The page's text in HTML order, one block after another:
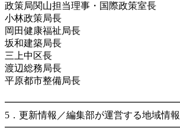
政策局関山担当理事・国際政策室長
小林政策局長
岡田健康福祉局長
坂和建築局長
三上中区長
渡辺総務局長
平原都市整備局長
5．更新情報／編集部が運営する地域情